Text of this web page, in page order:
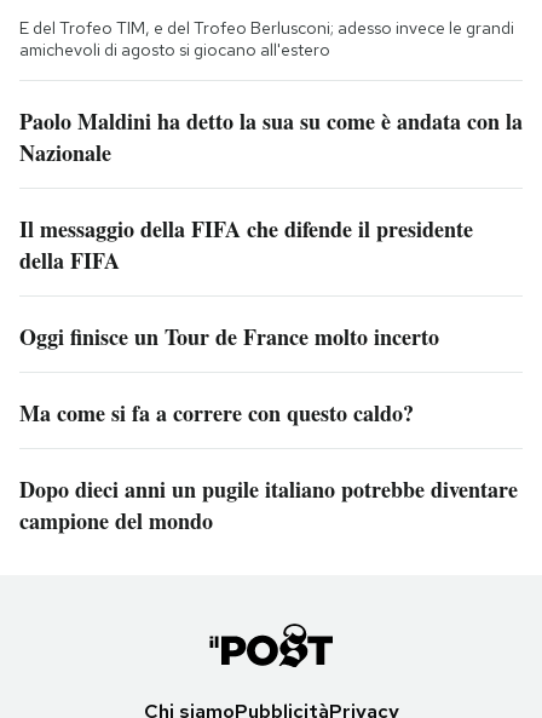
E del Trofeo TIM, e del Trofeo Berlusconi; adesso invece le grandi
amichevoli di agosto si giocano all'estero
Paolo Maldini ha detto la sua su come è andata con la
Nazionale
Il messaggio della FIFA che difende il presidente
della FIFA
Oggi finisce un Tour de France molto incerto
Ma come si fa a correre con questo caldo?
Dopo dieci anni un pugile italiano potrebbe diventare
campione del mondo
Chi siamoPubblicitàPrivacy